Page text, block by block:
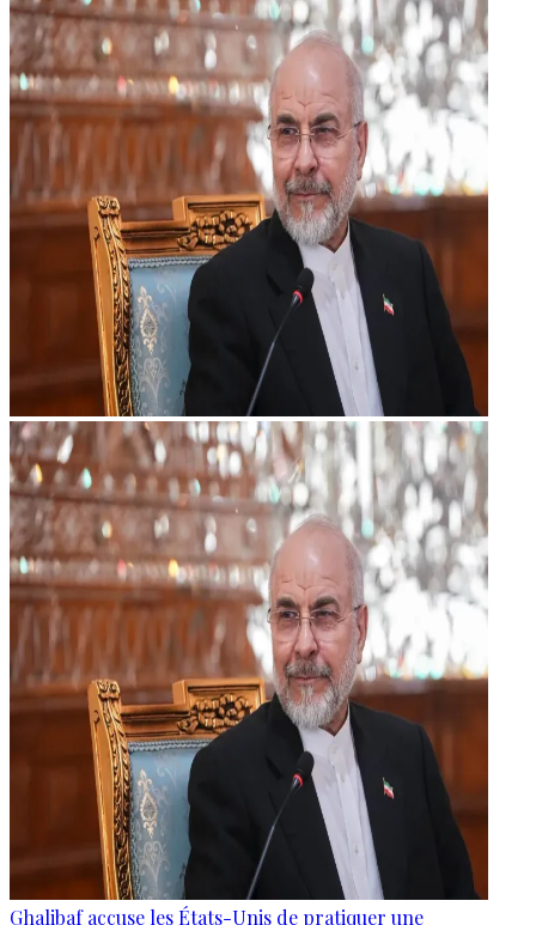
Ghalibaf accuse les États-Unis de pratiquer une